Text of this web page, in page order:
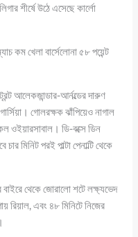
শীর্ষে উঠে এসেছে কার্লো
কম খেলা বার্সেলোনা ৫৮ পয়েন্ট
আলেকজান্ডার-আর্নল্ডের দারুণ
গোলরক্ষক ঝাঁপিয়েও নাগাল
ওইয়ারসাবাল। ডি-বক্সে ডিন
মিনিট পরই পাল্টা পেনাল্টি থেকে
বাইরে থেকে জোরালো শটে লক্ষ্যভেদ
রিয়াল, এবং ৪৮ মিনিটে নিজের